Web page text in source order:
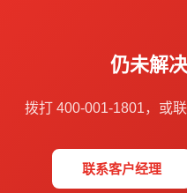
仍未解
拨打 400-001-1801，或
联系客户经理